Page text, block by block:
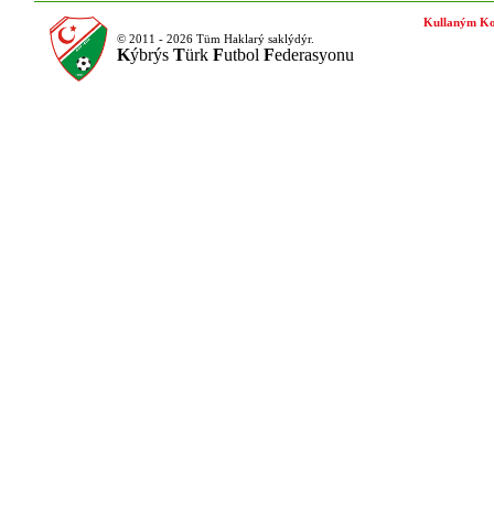
© 2011 - 2026 Tüm Haklarý saklýdýr.
Kýbrýs Türk Futbol Federasyonu
Kullaným